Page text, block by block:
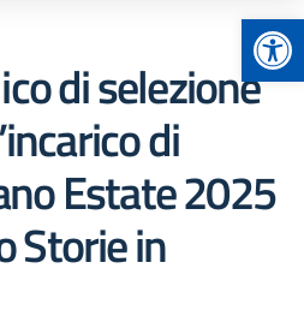
di selezione
di
Estate 2025
Storie in